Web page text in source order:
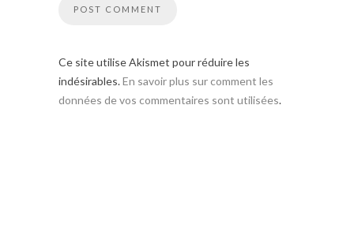
Ce site utilise Akismet pour réduire les
indésirables.En savoir plus sur comment les
données de vos commentaires sont utilisées.